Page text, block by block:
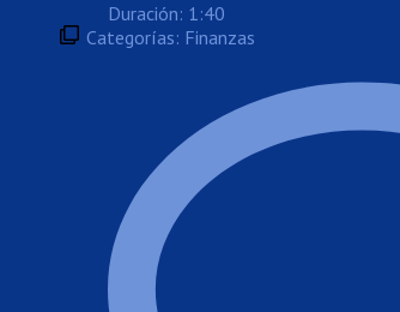
Duración: 1:40
Categorías: Finanzas